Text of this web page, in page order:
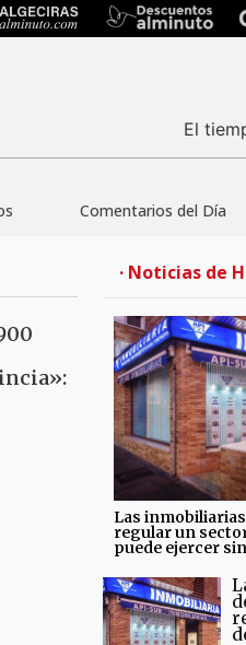
El
Comentarios del Día
· Noticias de
Las
regular un
puede ejercer